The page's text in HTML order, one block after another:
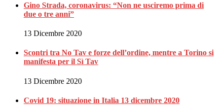
Gino Strada, coronavirus: “Non ne usciremo prima di
due o tre anni”
13 Dicembre 2020
Scontri tra No Tav e forze dell’ordine, mentre a Torino si
manifesta per il Sì Tav
13 Dicembre 2020
Covid 19: situazione in Italia 13 dicembre 2020